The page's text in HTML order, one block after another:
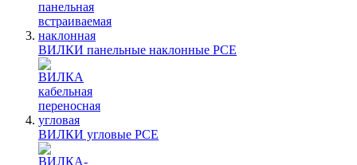
ВИЛКИ панельные наклонные PCE
ВИЛКИ угловые PCE